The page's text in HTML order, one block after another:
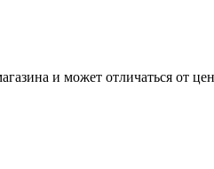
и может отличаться от